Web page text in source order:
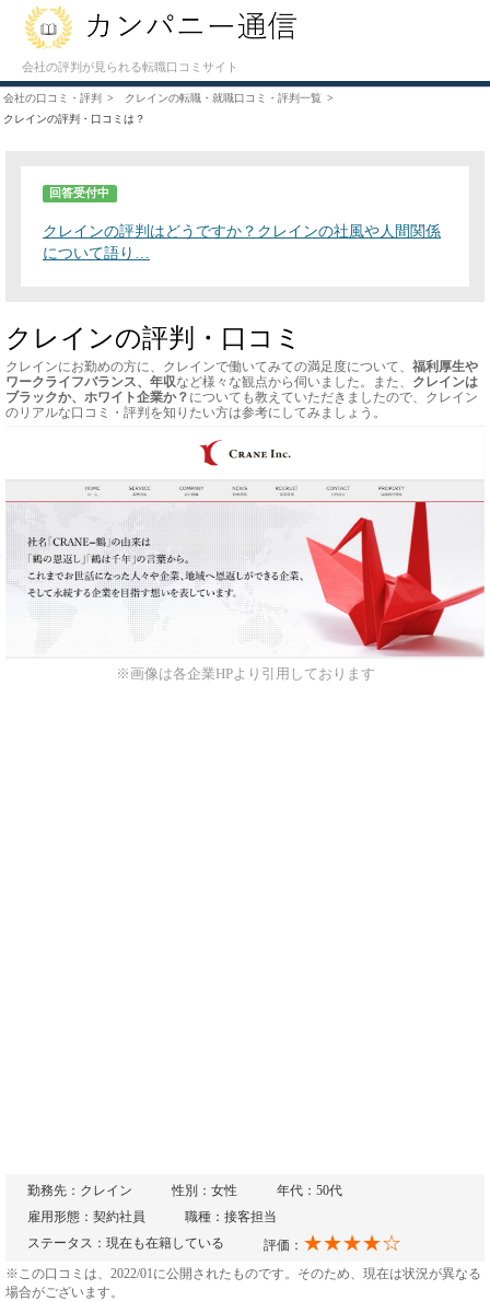
会社の評判が見られる転職口コミサイト
会社の口コミ・評判
クレインの転職・就職口コミ・評判一覧
クレインの評判・口コミは？
回答受付中
クレインの評判はどうですか？クレインの社風や人間関係
について語り…
クレインの評判・口コミ
クレインにお勤めの方に、クレインで働いてみての満足度について、 福利厚生や
ワークライフバランス、年収など様々な観点から伺いました。また、 クレインは
ブラックか、ホワイト企業か？ についても教えていただきましたので、クレイン
のリアルな口コミ・評判を知りたい方は参考にしてみましょう。
※画像は各企業HPより引用しております
勤務先：クレイン 性別：女性
年代：50代
雇用形態：契約社員
職種：接客担当
ステータス：現在も在籍している
評価： ★★★★☆
※この口コミは、2022/01に公開されたものです。そのため、現在は状況が異なる
場合がございます。